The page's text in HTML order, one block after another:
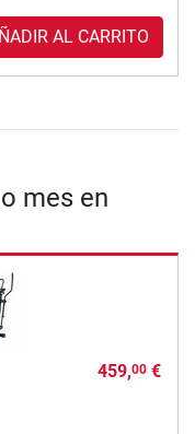
AL CARRITO
mes en
459,00€